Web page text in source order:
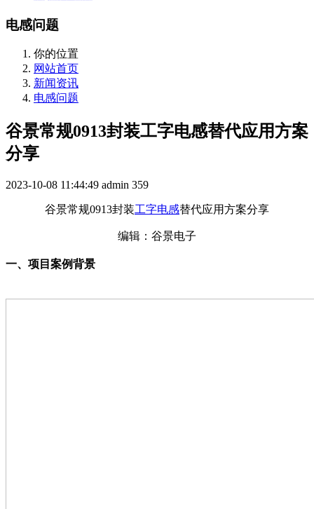
电感问题
你的位置
网站首页
新闻资讯
电感问题
谷景常规0913封装工字电感替代应用方案
分享
2023-10-08 11:44:49 admin 359
谷景常规0913封装工字电感替代应用方案分享
编辑：谷景电子
一、 项目案例背景